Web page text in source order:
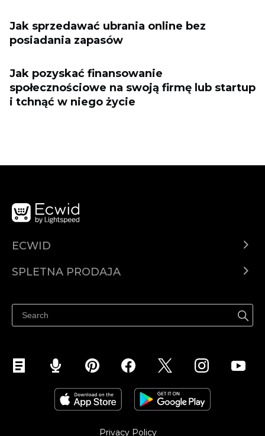
Jak sprzedawać ubrania online bez
posiadania zapasów
Jak pozyskać finansowanie
społecznościowe na swoją firmę lub startup
i tchnąć w niego życie
ECWID
SPLETNA PRODAJA
Prodaja na Instagramu
Privacy Policy